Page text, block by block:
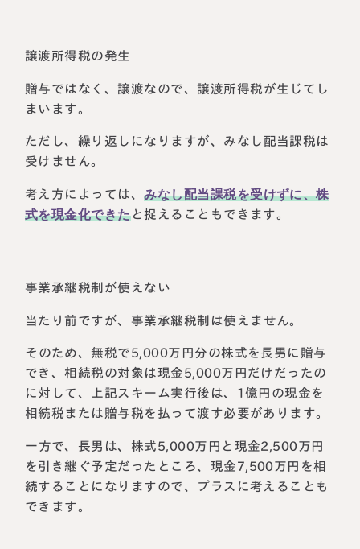
譲渡所得税の発生
贈与ではなく、譲渡なので、譲渡所得税が生じてし
まいます。
ただし、繰り返しになりますが、みなし配当課税は
受けません。
考え方によっては、みなし配当課税を受けずに、株
式を現金化できたと捉えることもできます。
事業承継税制が使えない
当たり前ですが、事業承継税制は使えません。
そのため、無税で5,000万円分の株式を長男に贈与
でき、相続税の対象は現金5,000万円だけだったの
に対して、上記スキーム実行後は、1億円の現金を
相続税または贈与税を払って渡す必要があります。
一方で、長男は、株式5,000万円と現金2,500万円
を引き継ぐ予定だったところ、現金7,500万円を相
続することになりますので、プラスに考えることも
できます。